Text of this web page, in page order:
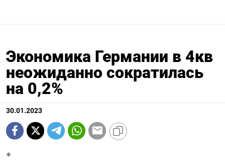
Экономика Германии в 4кв
неожиданно сократилась
на 0,2%
30.01.2023
*